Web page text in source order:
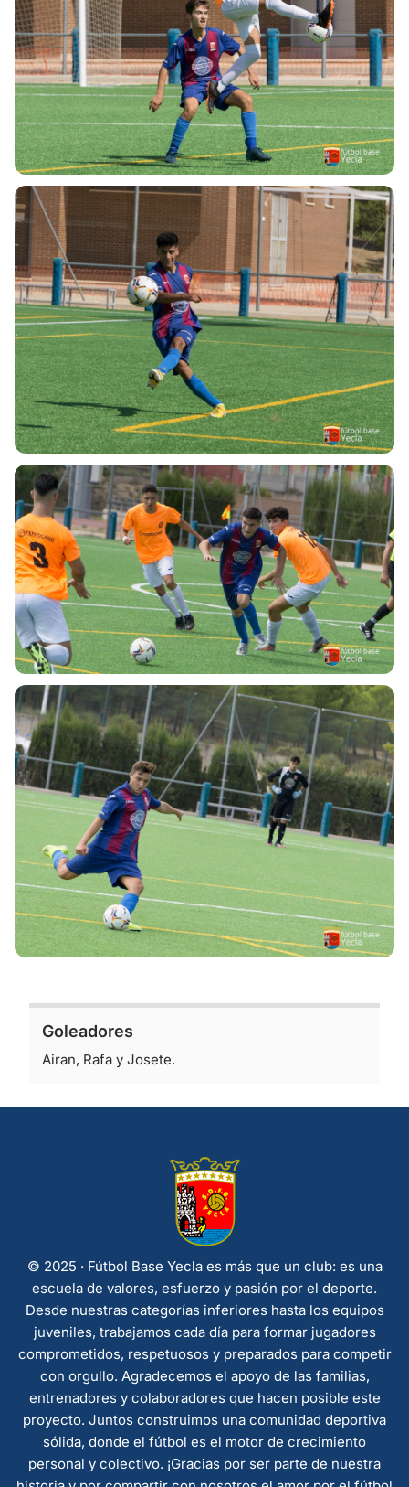
Goleadores
Airan, Rafa y Josete.
© 2025 · Fútbol Base Yecla es más que un club: es una
escuela de valores, esfuerzo y pasión por el deporte.
Desde nuestras categorías inferiores hasta los equipos
juveniles, trabajamos cada día para formar jugadores
comprometidos, respetuosos y preparados para competir
con orgullo. Agradecemos el apoyo de las familias,
entrenadores y colaboradores que hacen posible este
proyecto. Juntos construimos una comunidad deportiva
sólida, donde el fútbol es el motor de crecimiento
personal y colectivo. ¡Gracias por ser parte de nuestra